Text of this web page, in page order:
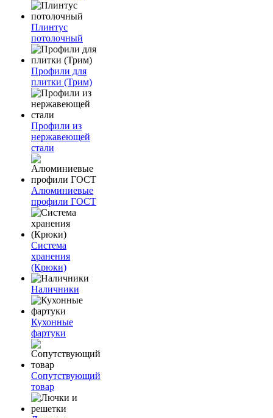
Плинтус
потолочный
Профили для
плитки (Трим)
Профили из
нержавеющей
стали
Алюминиевые
профили ГОСТ
Система
хранения
(Крюки)
Наличники
Кухонные
фартуки
Сопутствующий
товар